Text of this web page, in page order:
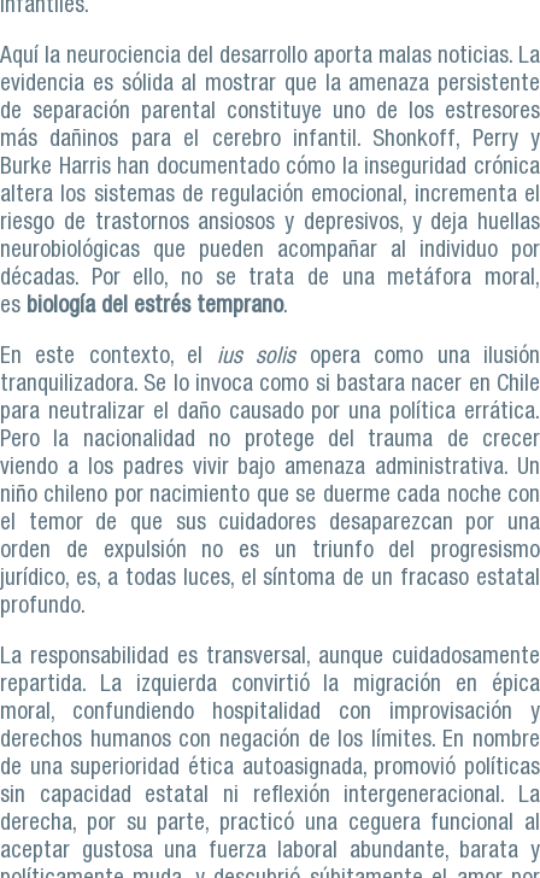
infantiles.
Aquí la neurociencia del desarrollo aporta malas noticias. La
evidencia es sólida al mostrar que la amenaza persistente
de separación parental constituye uno de los estresores
más dañinos para el cerebro infantil. Shonkoff, Perry y
Burke Harris han documentado cómo la inseguridad crónica
altera los sistemas de regulación emocional, incrementa el
riesgo de trastornos ansiosos y depresivos, y deja huellas
neurobiológicas que pueden acompañar al individuo por
décadas. Por ello, no se trata de una metáfora moral,
es biología del estrés temprano.
En este contexto, el ius solisopera como una ilusión
tranquilizadora. Se lo invoca como si bastara nacer en Chile
para neutralizar el daño causado por una política errática.
Pero la nacionalidad no protege del trauma de crecer
viendo a los padres vivir bajo amenaza administrativa. Un
niño chileno por nacimiento que se duerme cada noche con
el temor de que sus cuidadores desaparezcan por una
orden de expulsión no es un triunfo del progresismo
jurídico, es, a todas luces, el síntoma de un fracaso estatal
profundo.
La responsabilidad es transversal, aunque cuidadosamente
repartida. La izquierda convirtió la migración en épica
moral, confundiendo hospitalidad con improvisación y
derechos humanos con negación de los límites. En nombre
de una superioridad ética autoasignada, promovió políticas
sin capacidad estatal ni reflexión intergeneracional. La
derecha, por su parte, practicó una ceguera funcional al
aceptar gustosa una fuerza laboral abundante, barata y